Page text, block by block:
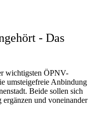
- Das
wichtigsten ÖPNV-
umsteigefreie Anbindung
Beide sollen sich
und voneinander